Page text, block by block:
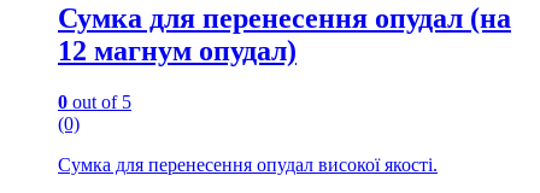
Сумка для перенесення опудал (на
12 магнум опудал)
0 out of 5
(0)
Сумка для перенесення опудал високої якості.